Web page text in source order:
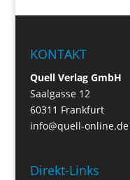
KONTAKT
Quell Verlag GmbH
Saalgasse 12
60311 Frankfurt
info@quell-online.de
Direkt-Links